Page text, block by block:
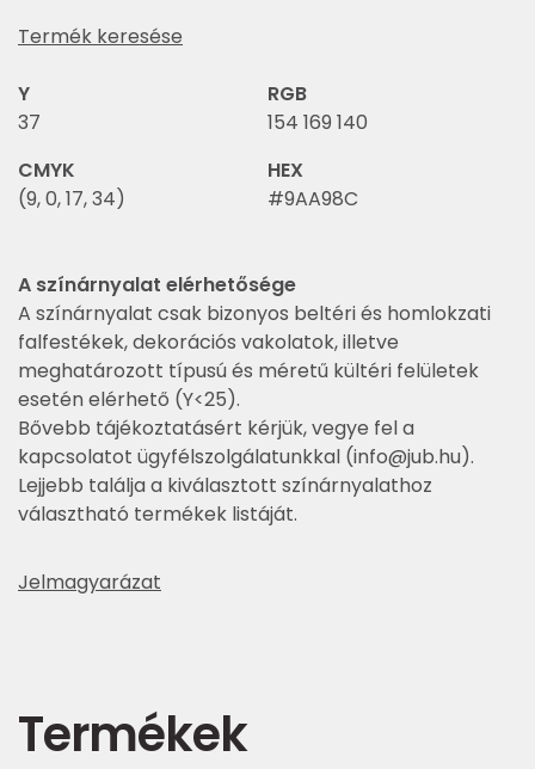
Termék keresése
Y
37
RGB
154 169 140
CMYK
(9, 0, 17, 34)
HEX
#9AA98C
A színárnyalat elérhetősége
A színárnyalat csak bizonyos beltéri és homlokzati
falfestékek, dekorációs vakolatok, illetve
meghatározott típusú és méretű kültéri felületek
esetén elérhető (Y<25).
Bővebb tájékoztatásért kérjük, vegye fel a
kapcsolatot ügyfélszolgálatunkkal (info@jub.hu).
Lejjebb találja a kiválasztott színárnyalathoz
választható termékek listáját.
Jelmagyarázat
Termékek